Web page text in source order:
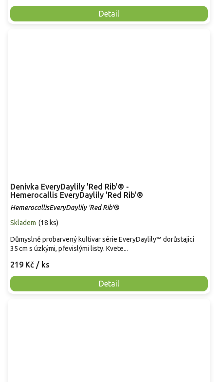
Detail
Denivka EveryDaylily 'Red Rib'® -
Hemerocallis EveryDaylily 'Red Rib'®
HemerocallisEveryDaylily 'Red Rib'®
Skladem (18 ks)
219 Kč / ks
Detail
Důmyslně probarvený kultivar série EveryDaylily™ dorůstající
35 cm s úzkými, převislými listy. Kvete...